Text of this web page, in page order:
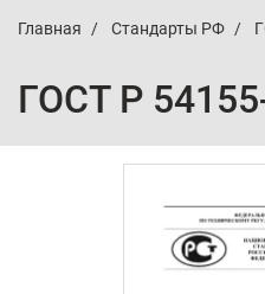
Главная Стандарты РФ
ГОСТ Р